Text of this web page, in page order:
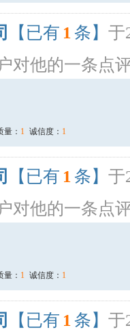
【已有 1 条】 于
对他的一条点
量： 1 诚信度： 1
【已有 1 条】 于
对他的一条点
量： 1 诚信度： 1
【已有 1 条】 于